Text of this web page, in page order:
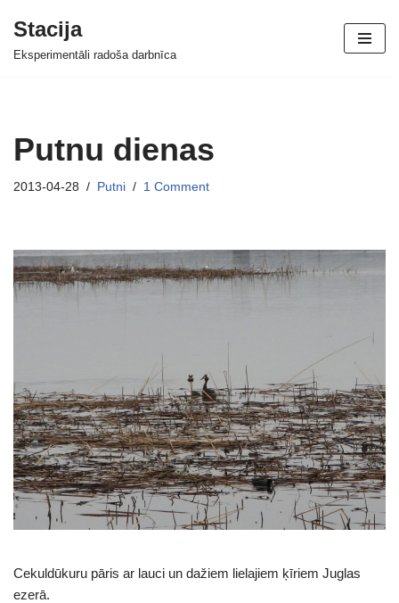
Skip
Stacija
Eksperimentāli radoša darbnīca
Putnu dienas
2013-04-28 Putni 1 Comment
Cekuldūkuru pāris ar lauci un dažiem lielajiem ķīriem Juglas
ezerā.